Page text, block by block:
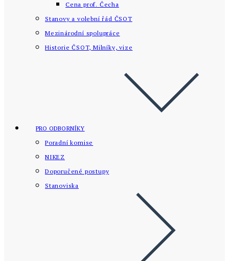
Cena prof. Čecha
Stanovy a volební řád ČSOT
Mezinárodní spolupráce
Historie ČSOT, Milníky, vize
PRO ODBORNÍKY
Poradní komise
NIKEZ
Doporučené postupy
Stanoviska